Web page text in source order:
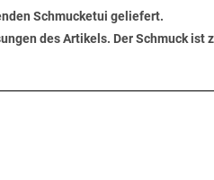
Schmucketui geliefert.
des Artikels. Der Schmuck ist